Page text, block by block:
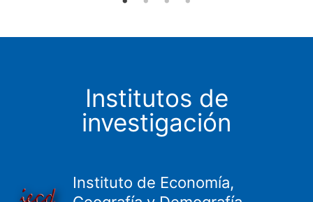
Institutos de
investigación
Instituto de Economía,